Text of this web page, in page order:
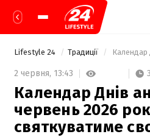
Lifestyle 24 Традиції
2 червня, 13:43
Календар Днів
червень 2026
святкуватиме